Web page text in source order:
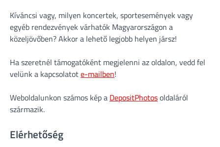
Kíváncsi vagy, milyen koncertek, sportesemények vagy
egyéb rendezvények várhatók Magyarországon a
közeljövőben? Akkor a lehető legjobb helyen jársz!
Ha szeretnél támogatóként megjelenni az oldalon, vedd fel
velünk a kapcsolatote-mailben!
Weboldalunkon számos kép a DepositPhotosoldaláról
származik.
Elérhetőség